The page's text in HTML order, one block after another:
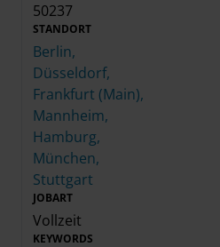
50237
STANDORT
Berlin,
Düsseldorf,
Frankfurt (Main),
Mannheim,
Hamburg,
München,
Stuttgart
JOBART
Vollzeit
KEYWORDS